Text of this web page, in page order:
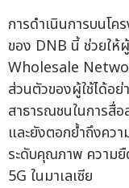
การดำเนินการบนโ
ของ DNB นี้ ช่วยให้
Wholesale
ส่วนตัวของผู้ใช้ได้อย่
สาธารณชนในการสื่
และยังตอกย้ำถึงคว
ระดับคุณภาพ ความ
5G ในมาเลเซีย